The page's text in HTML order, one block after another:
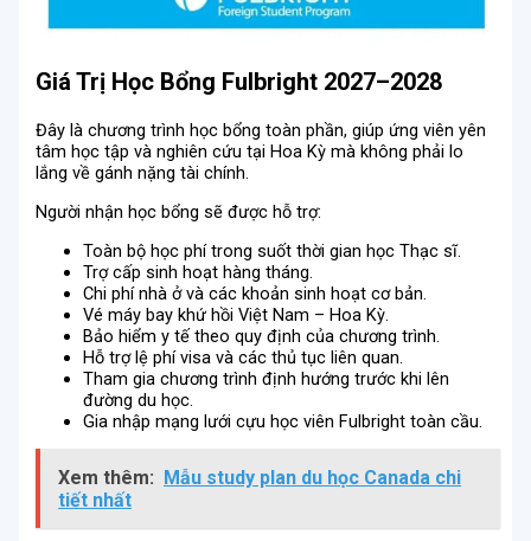
Giá Trị Học Bổng Fulbright 2027–2028
Đây là chương trình học bổng toàn phần, giúp ứng viên yên
tâm học tập và nghiên cứu tại Hoa Kỳ mà không phải lo
lắng về gánh nặng tài chính.
Người nhận học bổng sẽ được hỗ trợ:
Toàn bộ học phí trong suốt thời gian học Thạc sĩ.
Trợ cấp sinh hoạt hàng tháng.
Chi phí nhà ở và các khoản sinh hoạt cơ bản.
Vé máy bay khứ hồi Việt Nam – Hoa Kỳ.
Bảo hiểm y tế theo quy định của chương trình.
Hỗ trợ lệ phí visa và các thủ tục liên quan.
Tham gia chương trình định hướng trước khi lên
đường du học.
Gia nhập mạng lưới cựu học viên Fulbright toàn cầu.
Xem thêm: Mẫu study plan du học Canada chi
tiết nhất